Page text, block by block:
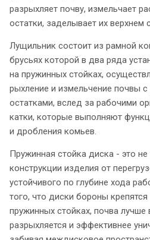
разрыхляет почву, измельчает
остатки, заделывает их верхнем
Лущильник состоит из рамной
брусьях которой в два ряда
на пружинных стойках,
рыхление и измельчение почвы с
остатками, вслед за рабочими
катки, которые выполняют
и дробления комьев.
Пружинная стойка диска - это
конструкции изделия от
устойчивого по глубине хода
того, что диски бороны
пружинных стойках, почва лучше
разрыхляется и эффективнее